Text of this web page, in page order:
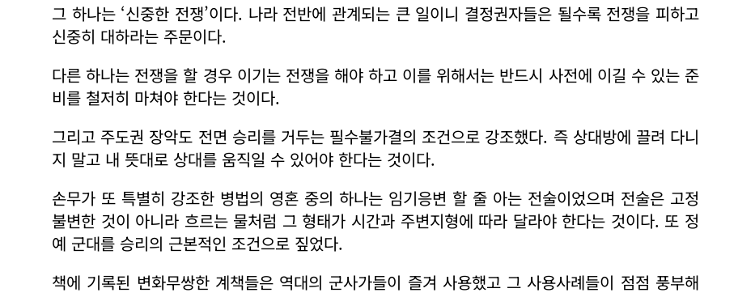
그 하나는 ‘신중한 전쟁’이다. 나라 전반에 관계되는 큰 일이니 결정권자들은 될수록 전쟁을 피하고
신중히 대하라는 주문이다.
다른 하나는 전쟁을 할 경우 이기는 전쟁을 해야 하고 이를 위해서는 반드시 사전에 이길 수 있는 준
비를 철저히 마쳐야 한다는 것이다.
그리고 주도권 장악도 전면 승리를 거두는 필수불가결의 조건으로 강조했다. 즉 상대방에 끌려 다니
지 말고 내 뜻대로 상대를 움직일 수 있어야 한다는 것이다.
손무가 또 특별히 강조한 병법의 영혼 중의 하나는 임기응변 할 줄 아는 전술이었으며 전술은 고정
불변한 것이 아니라 흐르는 물처럼 그 형태가 시간과 주변지형에 따라 달라야 한다는 것이다. 또 정
예 군대를 승리의 근본적인 조건으로 짚었다.
책에 기록된 변화무쌍한 계책들은 역대의 군사가들이 즐겨 사용했고 그 사용사례들이 점점 풍부해